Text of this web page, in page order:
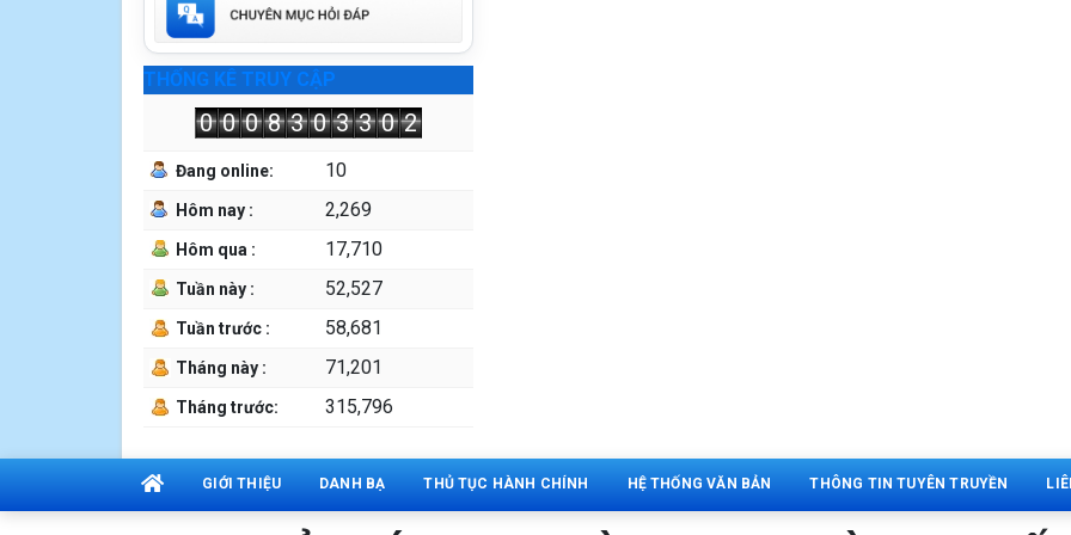
THỐNG KÊ TRUY CẬP
0 0 0 8 3 0 3 3 0 2
Đang online: 10
Hôm nay : 2,269
Hôm qua : 17,710
Tuần này : 52,527
Tuần trước : 58,681
Tháng này : 71,201
Tháng trước: 315,796
GIỚI THIỆU DANH BẠ THỦ TỤC HÀNH CHÍNH HỆ THỐNG VĂN BẢN THÔNG TIN TUYÊN TRUYỀN